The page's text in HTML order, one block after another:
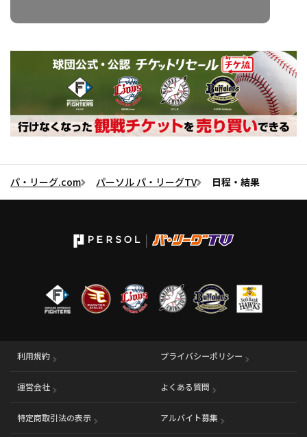
パ・リーグ.com パーソル パ・リーグTV 日程・結果
利用規約 プライバシーポリシー
運営会社 （別ウィンドウで開く） よくある質問
特定商取引法の表示 アルバイト募集 （別ウィンドウで開く